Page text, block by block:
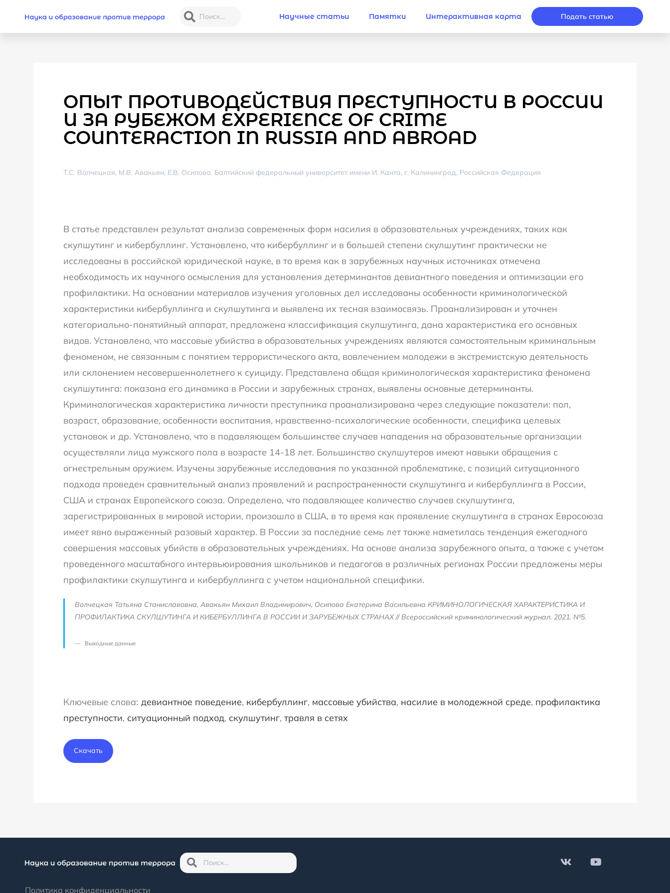
Научные статьи Памятки Интерактивная карта Подать статью
ОПЫТ ПРОТИВОДЕЙСТВИЯ ПРЕСТУПНОСТИ В РОССИИ
И ЗА РУБЕЖОМ EXPERIENCE OF CRIME
COUNTERACTION IN RUSSIA AND ABROAD
Т.С. Волчецкая, М.В. Авакьян, Е.В. Осипова. Балтийский федеральный университет имени И. Канта, г. Калининград, Российская Федерация
В статье представлен результат анализа современных форм насилия в образовательных учреждениях, таких как
скулшутинг и кибербуллинг. Установлено, что кибербуллинг и в большей степени скулшутинг практически не
исследованы в российской юридической науке, в то время как в зарубежных научных источниках отмечена
необходимость их научного осмысления для установления детерминантов девиантного поведения и оптимизации его
профилактики. На основании материалов изучения уголовных дел исследованы особенности криминологической
характеристики кибербуллинга и скулшутинга и выявлена их тесная взаимосвязь. Проанализирован и уточнен
категориально-понятийный аппарат, предложена классификация скулшутинга, дана характеристика его основных
видов. Установлено, что массовые убийства в образовательных учреждениях являются самостоятельным криминальным
феноменом, не связанным с понятием террористического акта, вовлечением молодежи в экстремистскую деятельность
или склонением несовершеннолетнего к суициду. Представлена общая криминологическая характеристика феномена
скулшутинга: показана его динамика в России и зарубежных странах, выявлены основные детерминанты.
Криминологическая характеристика личности преступника проанализирована через следующие показатели: пол,
возраст, образование, особенности воспитания, нравственно-психологические особенности, специфика целевых
установок и др. Установлено, что в подавляющем большинстве случаев нападения на образовательные организации
осуществляли лица мужского пола в возрасте 14-18 лет. Большинство скулшутеров имеют навыки обращения с
огнестрельным оружием. Изучены зарубежные исследования по указанной проблематике, с позиций ситуационного
подхода проведен сравнительный анализ проявлений и распространенности скулшутинга и кибербуллинга в России,
США и странах Европейского союза. Определено, что подавляющее количество случаев скулшутинга,
зарегистрированных в мировой истории, произошло в США, в то время как проявление скулшутинга в странах Евросоюза
имеет явно выраженный разовый характер. В России за последние семь лет также наметилась тенденция ежегодного
совершения массовых убийств в образовательных учреждениях. На основе анализа зарубежного опыта, а также с учетом
проведенного масштабного интервьюирования школьников и педагогов в различных регионах России предложены меры
профилактики скулшутинга и кибербуллинга с учетом национальной специфики.
Волчецкая Татьяна Станиславовна, Авакьян Михаил Владимирович, Осипова Екатерина Васильевна КРИМИНОЛОГИЧЕСКАЯ ХАРАКТЕРИСТИКА И
ПРОФИЛАКТИКА СКУЛШУТИНГА И КИБЕРБУЛЛИНГА В РОССИИ И ЗАРУБЕЖНЫХ СТРАНАХ // Всероссийский криминологический журнал. 2021. №5.
Выходные данные
девиантное поведение, кибербуллинг, массовые убийства, насилие в молодежной среде, профилактика
преступности, ситуационный подход, скулшутинг, травля в сетях
Скачать
Политика конфиденциальности